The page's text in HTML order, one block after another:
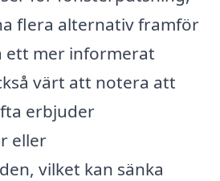
flera alternativ framför
ett mer informerat
värt att notera att
erbjuder
eller
vilket kan sänka